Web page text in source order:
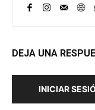
DEJA UNA
INICIAR